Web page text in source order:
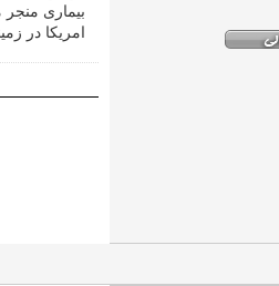
بیماری
امریکا در